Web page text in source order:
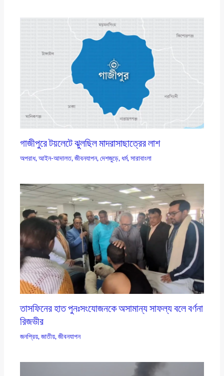
গাজীপুরে টয়লেটে ঝুলছিল মাদরাসাছাত্রের লাশ
অপরাধ,আইন-আদালত,জীবনযাপন,দেশজুড়ে, ধর্ম,সারাবাংলা
তাসফিনের হাত পুনঃসংযোজনকে অসামান্য সাফল্য বলে বর্ণনা
রিজভীর
জনপ্রিয়,জাতীয়,জীবনযাপন